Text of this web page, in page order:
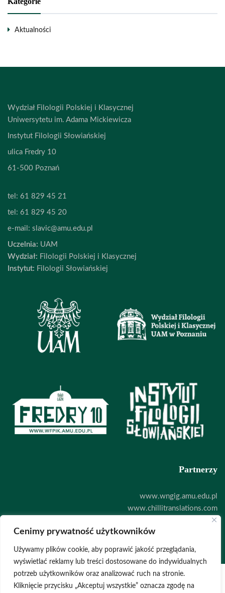
Cenimy prywatność użytkowników
Używamy plików cookie, aby poprawić jakość przeglądania,
wyświetlać reklamy lub treści dostosowane do indywidualnych
potrzeb użytkowników oraz analizować ruch na stronie.
Kliknięcie przycisku „Akceptuj wszystkie” oznacza zgodę na
Aktualności
Wydział Filologii Polskiej i Klasycznej
Uniwersytetu im. Adama Mickiewicza
Instytut Filologii Słowiańskiej
ulica Fredry 10
61-500 Poznań
tel: 61 829 45 21
tel: 61 829 45 20
e-mail: slavic@amu.edu.pl
Uczelnia: UAM
Wydział: Filologii Polskiej i Klasycznej
Instytut: Filologii Słowiańskiej
Partnerzy
www.wngig.amu.edu.pl
www.chillitranslations.com
www.zoodigital.com
POLITYKA PRYWATNOŚCI